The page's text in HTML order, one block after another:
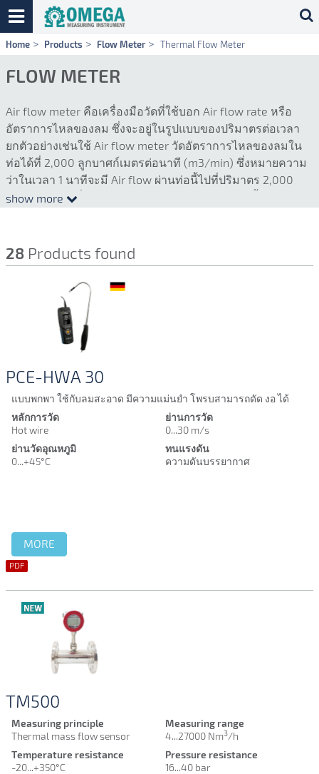
Skip
navigation
Home Products Flow Meter Thermal Flow Meter
FLOW METER
Air flow meter คือเครื่องมือวัดที่ใช้บอก Air flow rate หรือ
อัตราการไหลของลม ซึ่งจะอยู่ในรูปแบบของปริมาตรต่อเวลา
ยกตัวอย่างเช่นใช้ Air flow meter วัดอัตราการไหลของลมใน
ท่อได้ที่ 2,000 ลูกบาศก์เมตรต่อนาที (m3/min) ซึ่งหมายความ
ว่าในเวลา 1 นาทีจะมี Air flow ผ่านท่อนี้ไปที่ปริมาตร 2,000
ลูกบาศก์เมตร นั่นเองหน่วยวัดของ Air flow meter นั้นมีอยู่ค่อน
หากเป็นกรณีที่ flow rate สูงมากเราอาจพบหน่วยวัดเป็น
m3/min (ลูกบาศก์เมตรต่อนาที) หรือ ml/min (มิลลิลิตรต่อ
นาที) ในกรณีที่มี flow rate ต่ำมาก
ในปัจจุบันนั้น Air flow meter ได้ถูกใช้อย่างแพร่หลายอยู่ในทุก
โรงงานอุตสาหกรรมโดยจุดประสงค์นั้นจะถูกแบ่งเป็น 2 เรื่อง
หลักๆ คือเพื่อควบคุมต้นทุนและเพื่อควบคุมปริมาณ สำหรับเรื่อง
ได้เกิดมาจากเครื่องปั๊มลมหรือเครื่องอัดอากาศหรือโบลเวอร์ ซึ่ง
ใช้ต้นทุนสูงในการผลิต Air flow meter จึงเป็นสิ่งจำเป็นที่ใช้ใน
การบอกถึง flow rate ในแต่จุดของโรงงานว่าถูกใช้มากเกินไป
หรือน้อยเกินไป ทำให้วิศวกรสามารถวิเคราะห์แผนในการใช้
พลังงานลมได้อย่างมีประสิทธิภาพและสามารถลดค่าใช้จ่ายใน
ส่วนนี้ได้ ส่วนเรื่องที่สองคือเพื่อควบคุมปริมาณ เนื่องจากมีงาน
เปลวไฟที่ใช้ในการเชื่อมท่อโลหะ หากเราต้องการที่จะให้เปลว
ไฟที่ออกมาเชื่อมท่อได้ดีนั้น flow rate ของแก๊สแต่ละชนิดที่ถูก
ฉีดเข้าไปในการสร้างเปลวไฟต้องถูกต้องและเหมาะสมด้วย จะ
อุตสาหกรรมแถบจะทุกแห่งเลยทีเดียว
สำหรับลักษณะการใช้งาน Air flow meter นั้นก็ถูกแบ่งออกเป็น
2 แบบหลักๆ โดยแบบที่ 1 คือการใช้งานแบบติดตั้งซึ่ง Air flow
meter ลักษณะนี้จะถูกติดตั้งไว้ที่หน้างานถาวรเหมาะสำหรับ
คือการใช้งานแบบพกพาซึ่ง Air flow meter แบบนี้เหมาะ
แบบที่กล่าวมานั้นยังมีแบบพิเศษที่ถูกออกแบบมาให้ใช้กับพื้นที่ที่
เสียงต่อการระเบิดอีกด้วย
show more
28 Products found
PCE-HWA 30
แบบพกพา ใช้กับลมสะอาด มีความแม่นยำ โพรบสามารถดัด งอ ได้
หลักการวัด
Hot wire
ย่านการวัด
0...30 m/s
ย่านวัดอุณหภูมิ
0...+45°C
ทนแรงดัน
ความดันบรรยากาศ
MORE
PDF
TM500
Measuring principle
Thermal mass flow sensor
Measuring range
4...27000 Nm3/h
Temperature resistance
-20...+350°C
Pressure resistance
16...40 bar